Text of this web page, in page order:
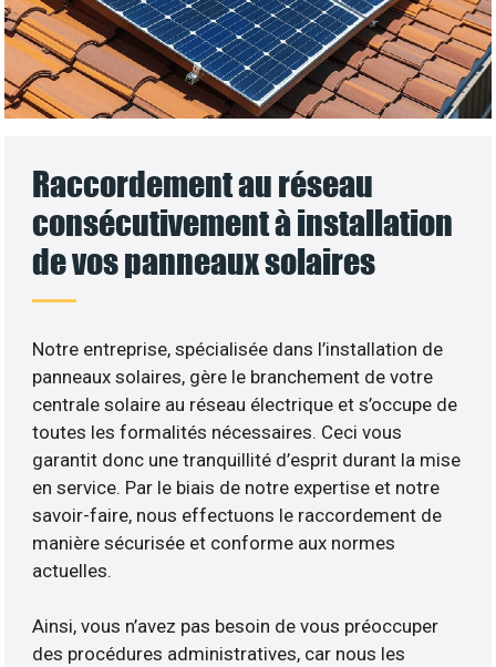
Raccordement au réseau
consécutivement à installation
de vos panneaux solaires
Notre entreprise, spécialisée dans l’installation de
panneaux solaires, gère le branchement de votre
centrale solaire au réseau électrique et s’occupe de
toutes les formalités nécessaires. Ceci vous
garantit donc une tranquillité d’esprit durant la mise
en service. Par le biais de notre expertise et notre
savoir-faire, nous effectuons le raccordement de
manière sécurisée et conforme aux normes
actuelles.
Ainsi, vous n’avez pas besoin de vous préoccuper
des procédures administratives, car nous les